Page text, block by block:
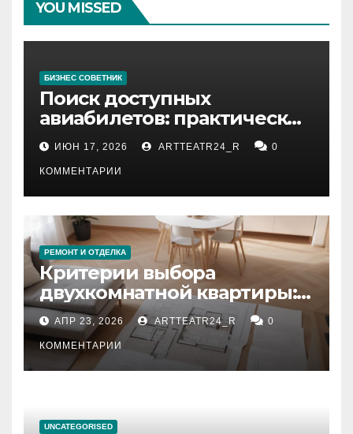
YOU MISSED
БИЗНЕС СОВЕТНИК
Поиск доступных
авиабилетов: практические
рекомендации
ИЮН 17, 2026 ARTTEATR24_R 0
КОММЕНТАРИИ
РЕМОНТ И ОТДЕЛКА
Критерии выбора
двухкомнатной квартиры:
планировка, площадь,
состояние и документация
АПР 23, 2026 ARTTEATR24_R 0
КОММЕНТАРИИ
UNCATEGORISED